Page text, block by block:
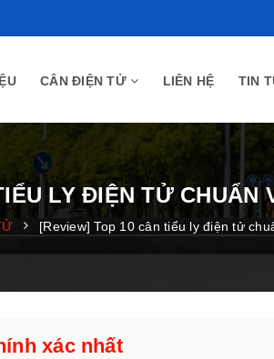
CÂN ĐIỆN TỬ LIÊN HỆ TIN
LY ĐIỆN TỬ CHUẨN
[Review] Top 10 cân tiểu ly điện tử
xác nhất